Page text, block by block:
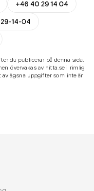
+46 40 29 14 04
14-04
du publicerar på denna sida.
övervakas av hitta.se i rimlig
uppgifter som inte är